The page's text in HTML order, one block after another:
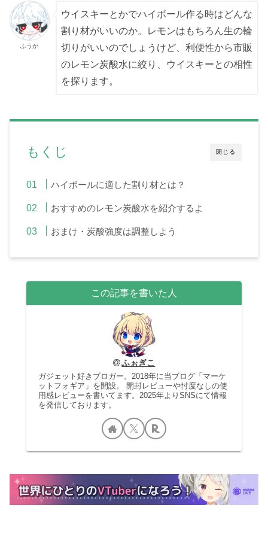
ふうが
ウイスキーとかでハイボール作る時はどんな
割り材がいいのか。レモンはもちろん生の輪
切りがいいのでしょうけど、利便性から市販
のレモン炭酸水に絞り、ウイスキーとの相性
を探ります。
閉じる
もくじ
ハイボールに適した割り材とは？
おすすめのレモン炭酸水を紹介するよ
おまけ・炭酸強度は調整しよう
この記事を書いた人
ふぉぎこ
ガジェット好きブロガー。2018年に当ブログ「マーケ
ットフォギア」を開設。 開封レビューや忖度なしの使
用感レビューを書いてます。2025年よりSNSにて情報
を発信しております。